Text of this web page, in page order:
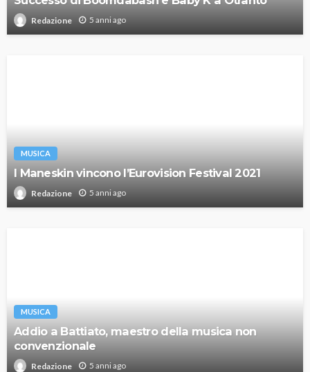
Redazione 5 anni ago
MUSICA
I Maneskin vincono l’Eurovision Festival 2021
Redazione 5 anni ago
MUSICA
Addio a Battiato, maestro della musica non
convenzionale
Redazione 5 anni ago